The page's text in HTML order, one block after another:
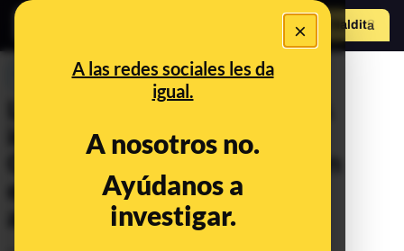
×
A las redes sociales les da
igual.
A nosotros no.
Ayúdanos a
investigar.
Hazte Maldito
PREBUNKING
La ley de pacientes de ELA
inicia su tramitación en el
Congreso: en qué situación
está y cuáles son los
antecedentes